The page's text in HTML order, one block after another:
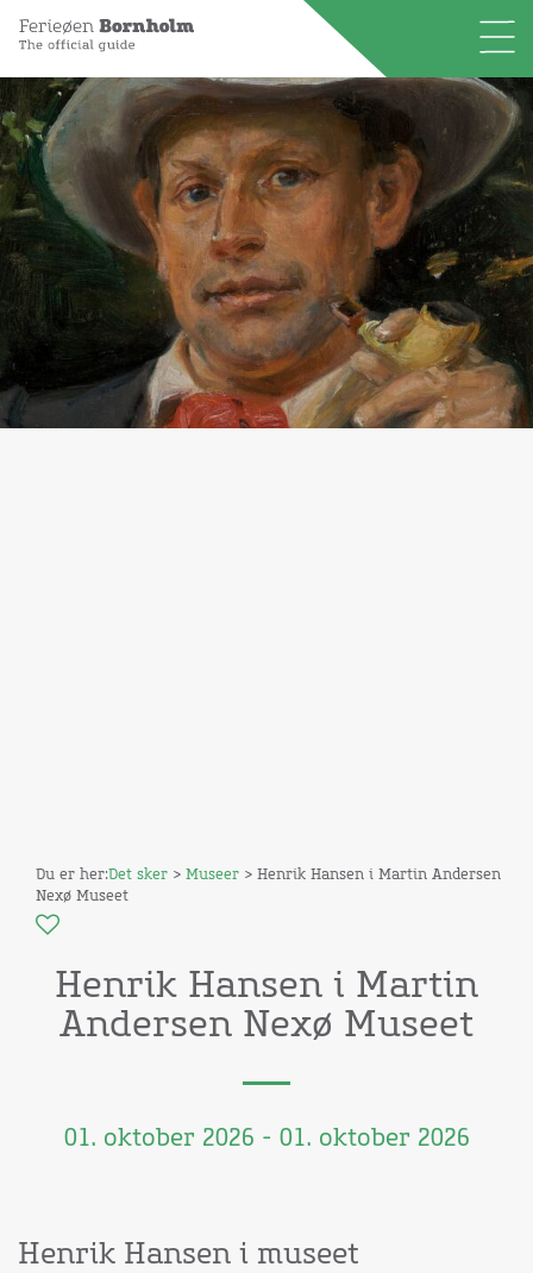
Du er her:Det sker > Museer > Henrik Hansen i Martin Andersen
Nexø Museet
Henrik Hansen i Martin
Andersen Nexø Museet
01. oktober 2026 - 01. oktober 2026
Henrik Hansen i museet